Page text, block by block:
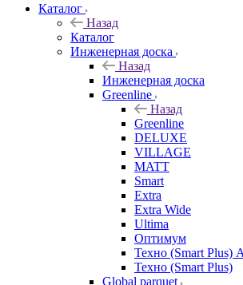
Каталог
Назад
Каталог
Инженерная доска
Назад
Инженерная доска
Greenline
Назад
Greenline
DELUXE
VILLAGE
MATT
Smart
Extra
Extra Wide
Ultima
Оптимум
Техно (Smart Plus)
Техно (Smart Plus)
Global parquet